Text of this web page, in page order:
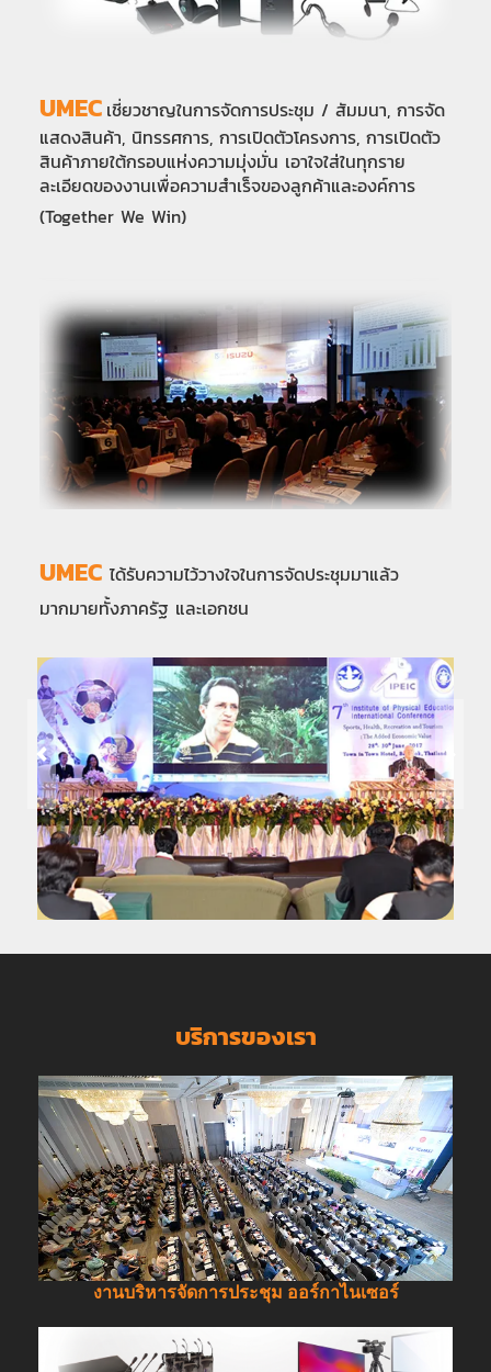
UMEC เชี่ยวชาญในการจัดการประชุม / สัมมนา, การจัด
แสดงสินค้า, นิทรรศการ, การเปิดตัวโครงการ, การเปิดตัว
สินค้าภายใต้กรอบแห่งความมุ่งมั่น เอาใจใส่ในทุกราย
ละเอียดของงานเพื่อความสำเร็จของลูกค้าและองค์การ
(Together We Win)
UMEC ได้รับความไว้วางใจในการจัดประชุมมาแล้ว
มากมายทั้งภาครัฐ และเอกชน
บริการของเรา
งานบริหารจัดการประชุม ออร์กาไนเซอร์